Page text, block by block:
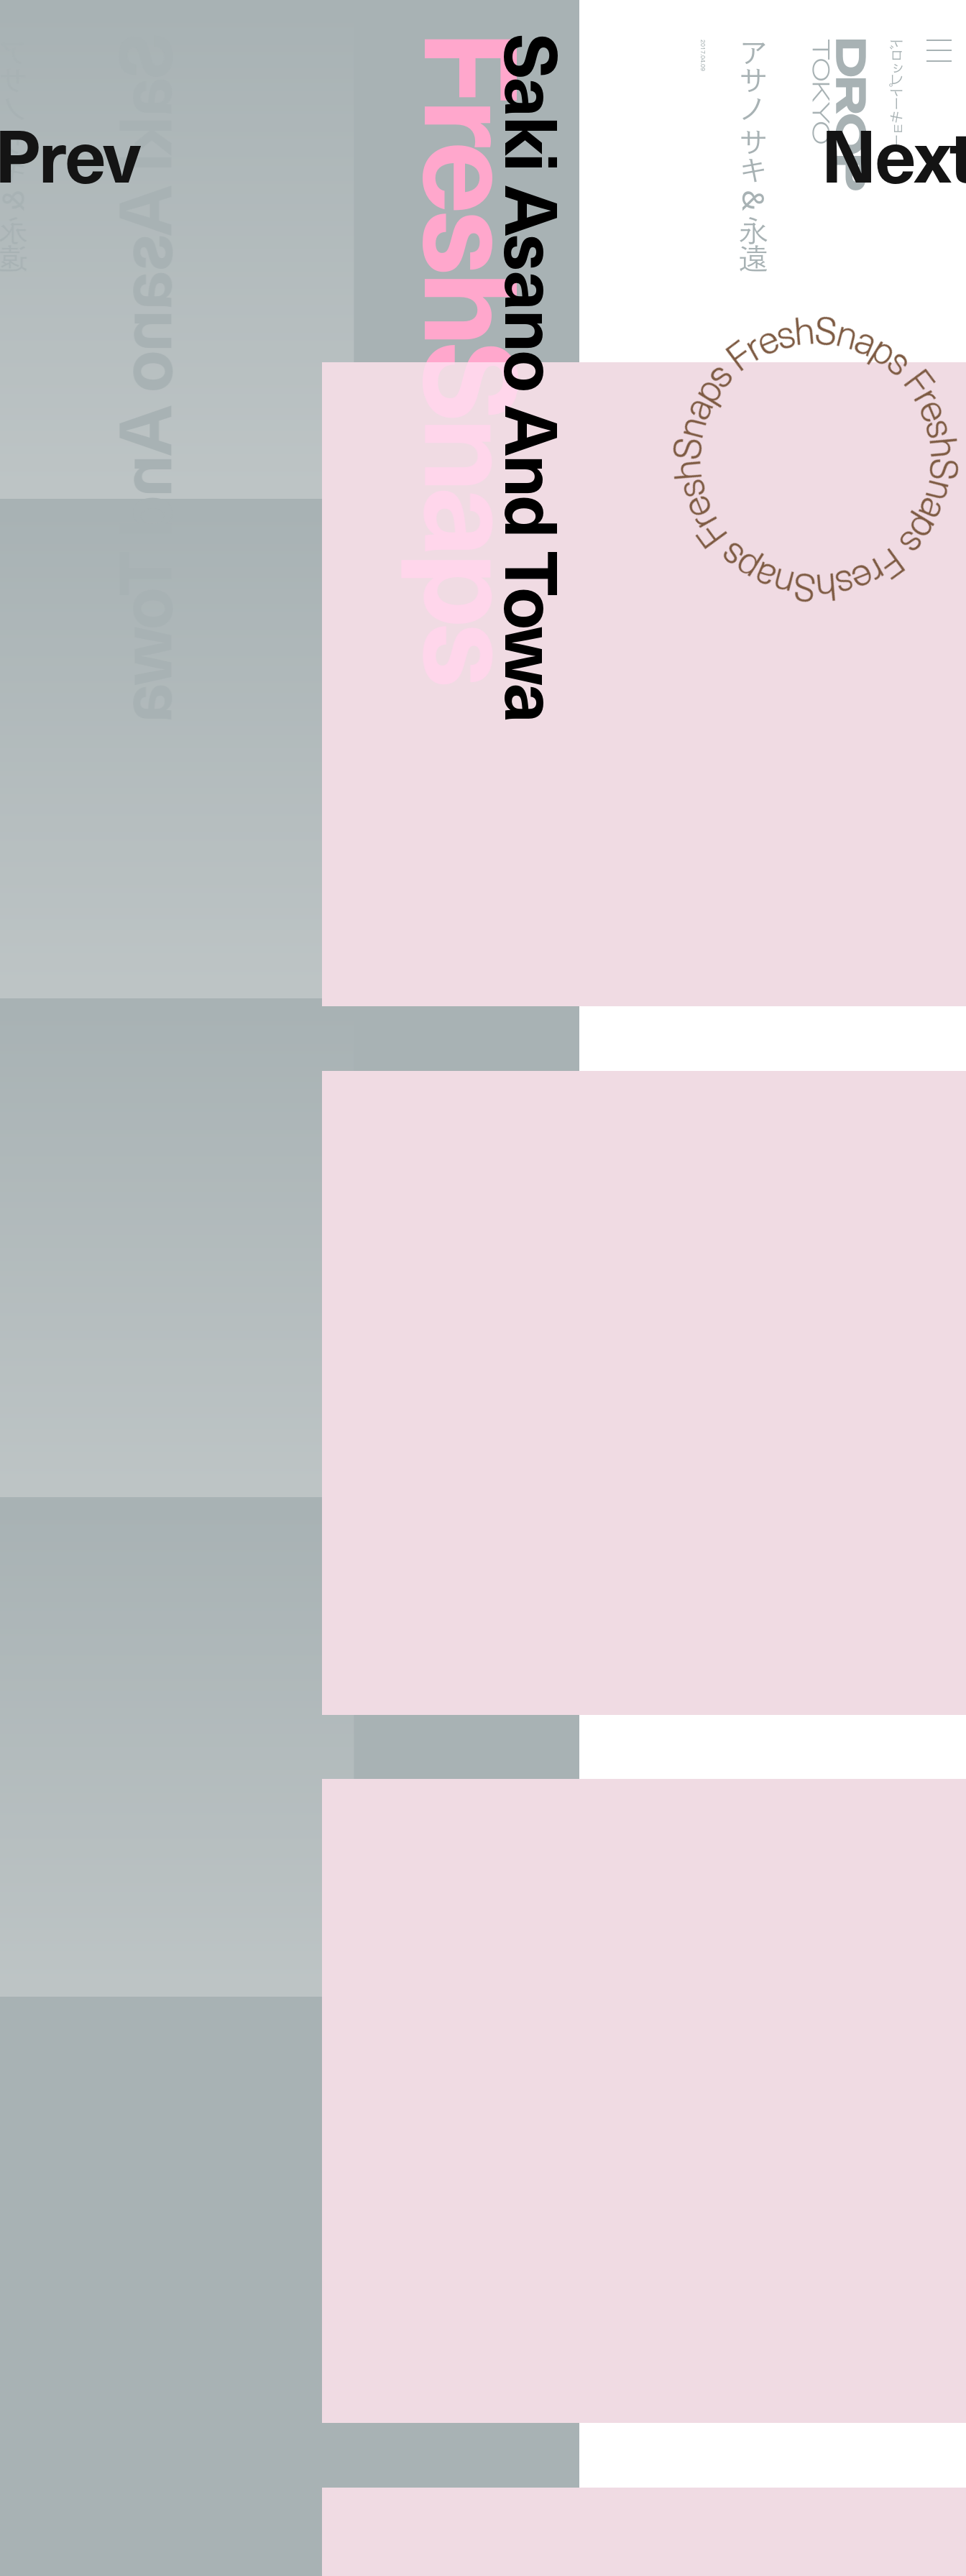
Droptokyo ドロップトーキョー
FreshSnaps
Saki Asano And Towa アサノ サキ & 永遠
2017.04.09
& 永遠 Saki Asano And Towa